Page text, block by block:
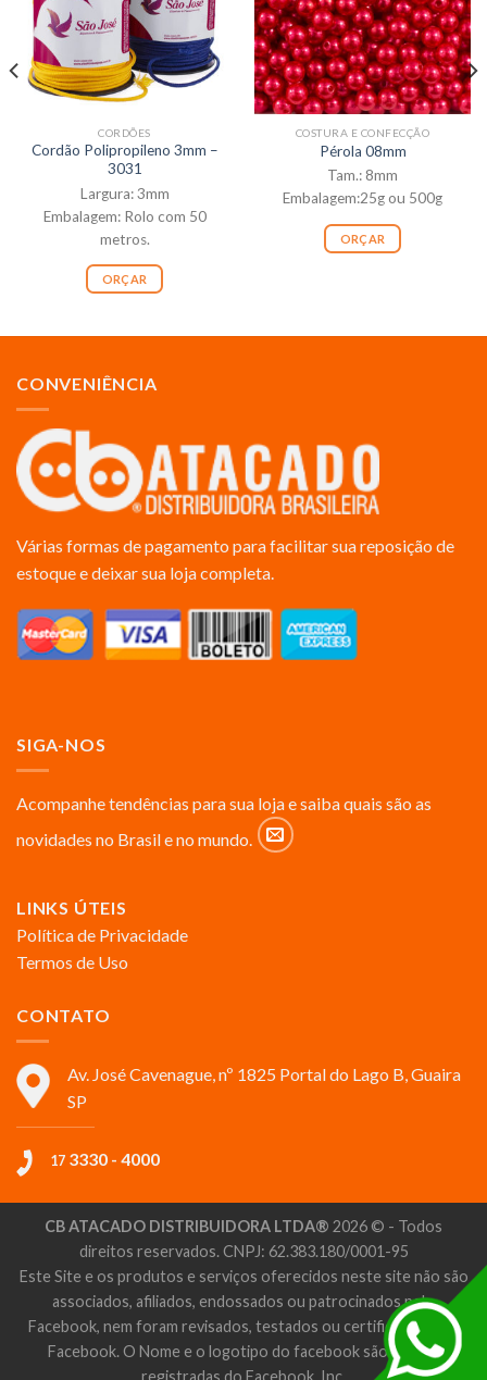
CORDÕES
Cordão Polipropileno 3mm –
3031
Largura: 3mm
Embalagem: Rolo com 50
metros.
ORÇAR
COSTURA E CONFECÇÃO
Pérola 08mm
Tam.: 8mm
Embalagem:25g ou 500g
ORÇAR
CONVENIÊNCIA
Várias formas de pagamento para facilitar sua reposição de
estoque e deixar sua loja completa.
SIGA-NOS
Acompanhe tendências para sua loja e saiba quais são as
novidades no Brasil e no mundo.
LINKS ÚTEIS
Política de Privacidade
Termos de Uso
CONTATO
Av. José Cavenague, nº 1825 Portal do Lago B, Guaira
SP
17 3330 - 4000
CB ATACADO DISTRIBUIDORA LTDA® 2026 © - Todos
direitos reservados. CNPJ: 62.383.180/0001-95
Este Site e os produtos e serviços oferecidos neste site não são
associados, afiliados, endossados ou patrocinados pelo
Facebook, nem foram revisados, testados ou certificados pelo
Facebook. O Nome e o logotipo do facebook são marcas
registradas do Facebook, Inc.